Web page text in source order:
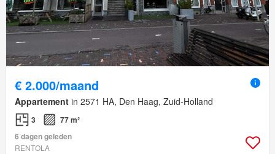
€ 2.000/maand
Appartement in 2571 HA, Den Haag, Zuid-Holland
3
77 m²
6 dagen geleden
RENTOLA